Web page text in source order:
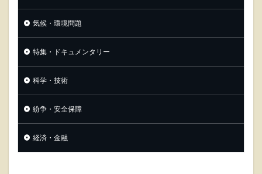
気候・環境問題
特集・ドキュメンタリー
科学・技術
紛争・安全保障
経済・金融